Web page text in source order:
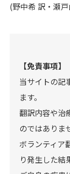
(野中希 訳・瀬
【免責事項】
当サイトの記
ます。
翻訳内容や治
のではありま
ボランティア
り発生した結